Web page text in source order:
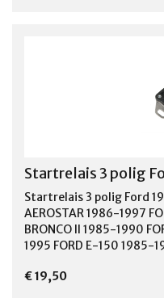
Startrelais 3 polig
Startrelais 3 polig Ford
AEROSTAR 1986-1997
BRONCO II 1985-1990
1995 FORD E-150 1985-
EXCURSION 2000-2005
FORD EXPLORER 1991-
€ 19,50